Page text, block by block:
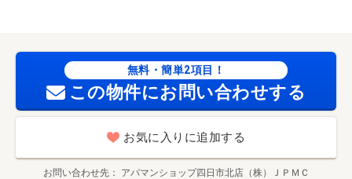
形外科（病院）まで１１４８ｍ/賃貸戸数:10戸
無料・簡単2項目！
この物件にお問い合わせする
お気に入りに追加する
お問い合わせ先 アパマンショップ四日市北店（株）ＪＰＭＣ